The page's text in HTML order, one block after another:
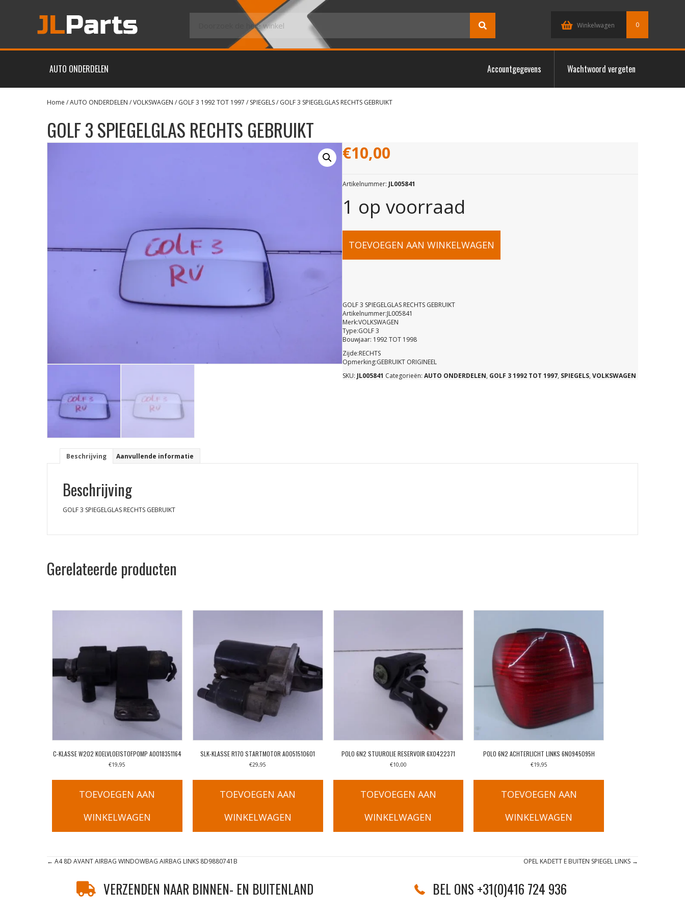
Winkelwagen 0
AUTO ONDERDELEN Accountgegevens Wachtwoord vergeten
Home /AUTO ONDERDELEN /VOLKSWAGEN / GOLF 3 1992 TOT 1997 / SPIEGELS/ GOLF 3 SPIEGELGLAS RECHTS GEBRUIKT
GOLF 3 SPIEGELGLAS RECHTS GEBRUIKT
€10,00
Artikelnummer: JL005841
1 op voorraad
GOLF
SPIEGELGLAS
RECHTS
GEBRUIKT
TOEVOEGEN AAN WINKELWAGEN
GOLF 3 SPIEGELGLAS RECHTS GEBRUIKT
Artikelnummer:JL005841
Merk:VOLKSWAGEN
Type:GOLF 3
Bouwjaar: 1992 TOT 1998
Zijde:RECHTS
Opmerking:GEBRUIKT ORIGINEEL
SKU: JL005841 Categorieën: AUTO ONDERDELEN, GOLF 3 1992 TOT 1997, SPIEGELS, VOLKSWAGEN
Beschrijving Aanvullende informatie
Beschrijving
GOLF 3 SPIEGELGLAS RECHTS GEBRUIKT
Gerelateerde producten
C-KLASSE W202 KOELVLOEISTOFPOMP A0018351164
€19,95
TOEVOEGEN AAN
WINKELWAGEN
SLK-KLASSE R170 STARTMOTOR A0051510601
€29,95
TOEVOEGEN AAN
WINKELWAGEN
POLO 6N2 STUUROLIE RESERVOIR 6X0422371
€10,00
TOEVOEGEN AAN
WINKELWAGEN
POLO 6N2 ACHTERLICHT LINKS 6N0945095H
€19,95
TOEVOEGEN AAN
WINKELWAGEN
Posts
navigation
← A4 8D AVANT AIRBAG WINDOWBAG AIRBAG LINKS 8D9880741B OPEL KADETT E BUITEN SPIEGEL LINKS →
VERZENDEN NAAR BINNEN- EN BUITENLAND BEL ONS +31(0)416 724 936